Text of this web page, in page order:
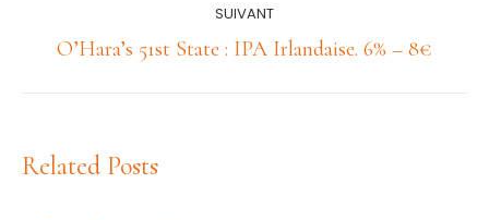
:
SUIVANT
Article
O’Hara’s 51st State : IPA Irlandaise. 6% – 8€
Related Posts